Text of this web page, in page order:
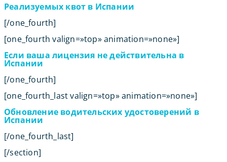
Реализуемых квот в Испании
[/one_fourth]
[one_fourth valign=»top» animation=»none»]
Если ваша лицензия не действительна в
Испании
[/one_fourth]
[one_fourth_last valign=»top» animation=»none»]
Обновление водительских удостоверений в
Испании
[/one_fourth_last]
[/section]